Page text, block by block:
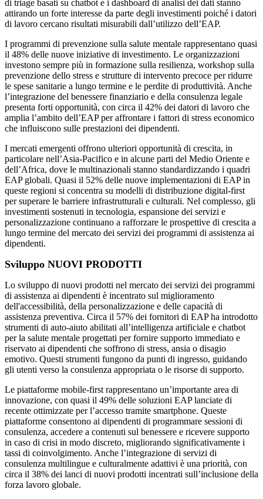
di triage basati su chatbot e i dashboard di analisi dei dati stanno
attirando un forte interesse da parte degli investimenti poiché i datori
di lavoro cercano risultati misurabili dall’utilizzo dell’EAP.
I programmi di prevenzione sulla salute mentale rappresentano quasi
il 48% delle nuove iniziative di investimento. Le organizzazioni
investono sempre più in formazione sulla resilienza, workshop sulla
prevenzione dello stress e strutture di intervento precoce per ridurre
le spese sanitarie a lungo termine e le perdite di produttività. Anche
l’integrazione del benessere finanziario e della consulenza legale
presenta forti opportunità, con circa il 42% dei datori di lavoro che
amplia l’ambito dell’EAP per affrontare i fattori di stress economico
che influiscono sulle prestazioni dei dipendenti.
I mercati emergenti offrono ulteriori opportunità di crescita, in
particolare nell’Asia-Pacifico e in alcune parti del Medio Oriente e
dell’Africa, dove le multinazionali stanno standardizzando i quadri
EAP globali. Quasi il 52% delle nuove implementazioni di EAP in
queste regioni si concentra su modelli di distribuzione digital-first
per superare le barriere infrastrutturali e culturali. Nel complesso, gli
investimenti sostenuti in tecnologia, espansione dei servizi e
personalizzazione continuano a rafforzare le prospettive di crescita a
lungo termine del mercato dei servizi dei programmi di assistenza ai
dipendenti.
Sviluppo NUOVI PRODOTTI
Lo sviluppo di nuovi prodotti nel mercato dei servizi dei programmi
di assistenza ai dipendenti è incentrato sul miglioramento
dell'accessibilità, della personalizzazione e delle capacità di
assistenza preventiva. Circa il 57% dei fornitori di EAP ha introdotto
strumenti di auto-aiuto abilitati all’intelligenza artificiale e chatbot
per la salute mentale progettati per fornire supporto immediato e
riservato ai dipendenti che soffrono di stress, ansia o disagio
emotivo. Questi strumenti fungono da punti di ingresso, guidando
gli utenti verso la consulenza appropriata o le risorse di supporto.
Le piattaforme mobile-first rappresentano un’importante area di
innovazione, con quasi il 49% delle soluzioni EAP lanciate di
recente ottimizzate per l’accesso tramite smartphone. Queste
piattaforme consentono ai dipendenti di programmare sessioni di
consulenza, accedere a contenuti sul benessere e ricevere supporto
in caso di crisi in modo discreto, migliorando significativamente i
tassi di coinvolgimento. Anche l’integrazione di servizi di
consulenza multilingue e culturalmente adattivi è una priorità, con
circa il 38% dei lanci di nuovi prodotti incentrati sull’inclusione della
forza lavoro globale.